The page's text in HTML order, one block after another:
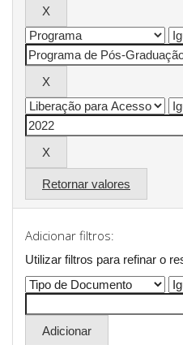
Retornar valores
Adicionar filtros:
Utilizar filtros para refinar o